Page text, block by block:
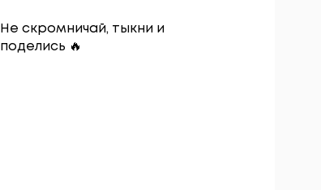
Не скромничай, тыкни и
поделись 🔥